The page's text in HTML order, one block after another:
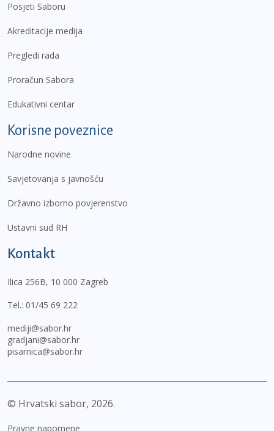
Posjeti Saboru
Akreditacije medija
Pregledi rada
Proračun Sabora
Edukativni centar
Korisne poveznice
Narodne novine
Savjetovanja s javnošću
Državno izborno povjerenstvo
Ustavni sud RH
Kontakt
Ilica 256B, 10 000 Zagreb
Tel.: 01/45 69 222
mediji@sabor.hr
gradjani@sabor.hr
pisarnica@sabor.hr
© Hrvatski sabor, 2026
Pravne napomene